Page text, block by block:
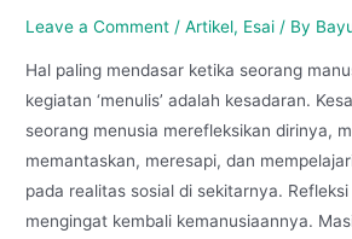
Leave a Comment /Artikel, Esai / By
Hal paling mendasar ketika seorang
kegiatan ‘menulis’ adalah kesadaran.
seorang menusia merefleksikan dirinya,
memantaskan, meresapi, dan
pada realitas sosial di sekitarnya.
mengingat kembali kemanusiaannya.